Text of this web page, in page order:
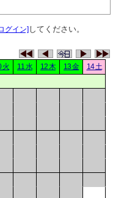
グイン]してください。
火 11 水 12 木 13 金 14 土